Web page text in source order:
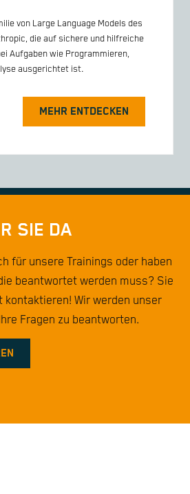
von Large Language Models des
die auf sichere und hilfreiche
Aufgaben wie Programmieren,
ausgerichtet ist.
MEHR ENTDECKEN
SIE DA
für unsere Trainings oder haben
beantwortet werden muss? Sie
kontaktieren! Wir werden unser
Fragen zu beantworten.